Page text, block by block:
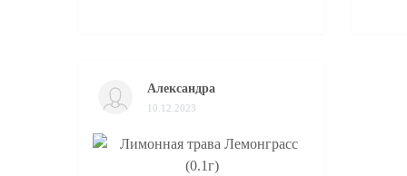
Александра
10.12.2023